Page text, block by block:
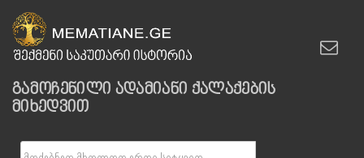
გამოჩენილი ადამიანი ქალაქების
მიხედვით